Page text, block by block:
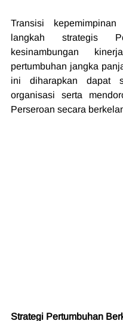
Transisi
langkah strategis
kesinambungan
pertumbuhan jangka
ini diharapkan dapat
organisasi serta
Perseroan secara
Strategi Pertumbuhan